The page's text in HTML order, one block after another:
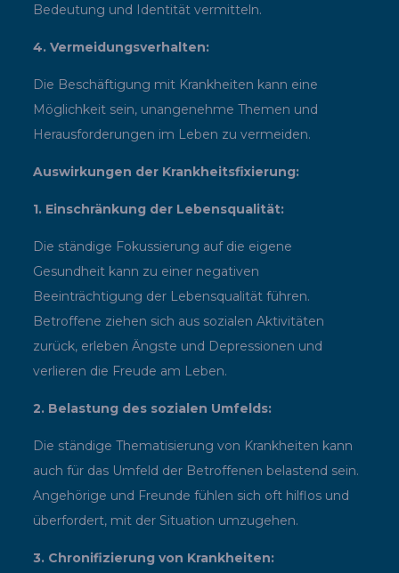
Bedeutung und Identität vermitteln.
4. Vermeidungsverhalten:
Die Beschäftigung mit Krankheiten kann eine
Möglichkeit sein, unangenehme Themen und
Herausforderungen im Leben zu vermeiden.
Auswirkungen der Krankheitsfixierung:
1. Einschränkung der Lebensqualität:
Die ständige Fokussierung auf die eigene
Gesundheit kann zu einer negativen
Beeinträchtigung der Lebensqualität führen.
Betroffene ziehen sich aus sozialen Aktivitäten
zurück, erleben Ängste und Depressionen und
verlieren die Freude am Leben.
2. Belastung des sozialen Umfelds:
Die ständige Thematisierung von Krankheiten kann
auch für das Umfeld der Betroffenen belastend sein.
Angehörige und Freunde fühlen sich oft hilflos und
überfordert, mit der Situation umzugehen.
3. Chronifizierung von Krankheiten: